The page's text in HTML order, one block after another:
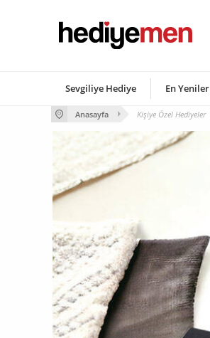
Sevgiliye Hediye En Yeniler
Anasayfa Kişiye Özel Hediyeler